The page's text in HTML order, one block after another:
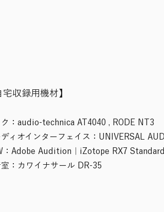
宅収録用機材】
ク：audio-technica AT4040 , RODE NT3
ディオインターフェイス：UNIVERSAL
：Adobe Audition｜iZotope RX7 Standard
室：カワイナサール DR-35